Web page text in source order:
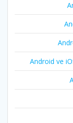
Android ve